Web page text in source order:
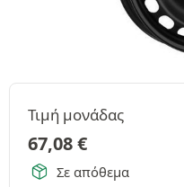
Τιμή μονάδας
67,08€
Σε απόθεμα